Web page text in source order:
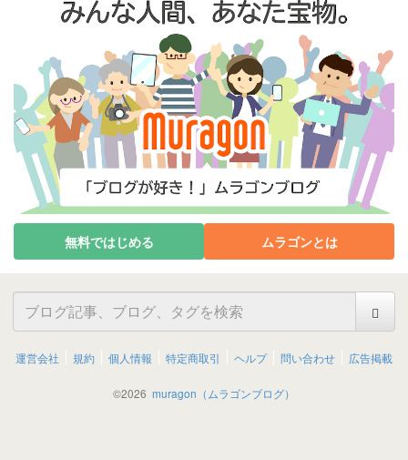
無料ではじめる ムラゴンとは
運営会社 規約 個人情報 特定商取引 ヘルプ 問い合わせ 広告掲載
©2026 muragon（ムラゴンブログ）